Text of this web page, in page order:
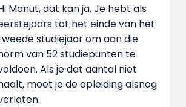
Manut, dat kan ja. Je hebt als
tot het einde van het
studiejaar om aan die
van 52 studiepunten te
Als je dat aantal niet
moet je de opleiding alsnog